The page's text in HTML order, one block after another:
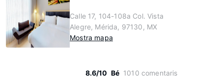
Calle 17, 104-108a Col. Vista
Alegre, Mérida, 97130, MX
Mostra mapa
8.6/10 Bé 1010 comentaris